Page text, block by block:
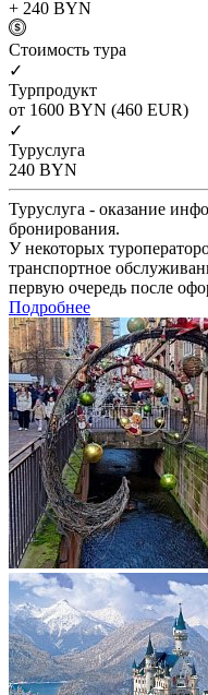
+ 240 BYN
Cтоимость тура
✓
Турпродукт
от 1600 BYN (460 EUR)
✓
Туруслуга
240 BYN
Туруслуга - оказание
бронирования.
У некоторых
транспортное
первую очередь после
Подробнее